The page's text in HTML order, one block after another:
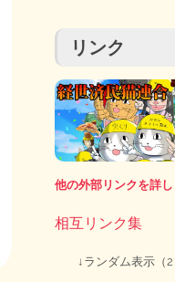
リンク
他の外部リンクを詳
相互リンク集
↓ランダム表示（2